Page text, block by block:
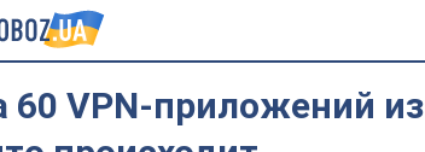
60 VPN-приложений из